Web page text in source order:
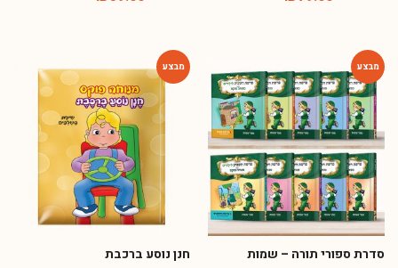
-62%
סדרת ספורי תורה – שמות חנן נוסע ברכבת